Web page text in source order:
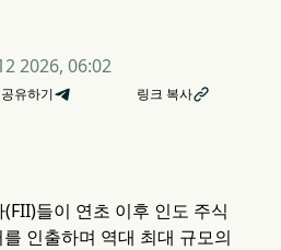
2026, 06:02
공유하기 링크 복사
들이 연초 이후 인도 주식
인출하며 역대 최대 규모의